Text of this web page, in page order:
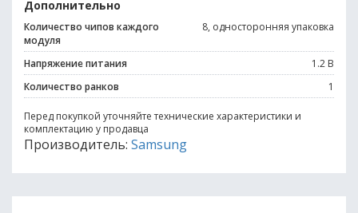
Дополнительно
Количество чипов каждого
модуля
8, односторонняя упаковка
Напряжение питания
1.2 В
Количество ранков
1
Перед покупкой уточняйте технические характеристики и
комплектацию у продавца
Производитель: Samsung